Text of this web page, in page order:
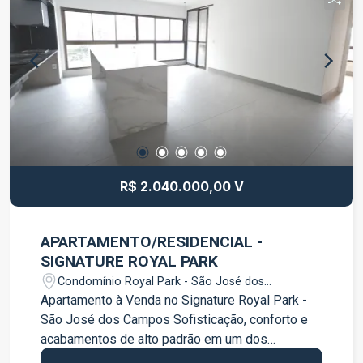
horas; Sistema de alarme; Limpeza das áreas
externas inclusa; IPTU incluso; Taxa de lixo
inclusa; Estacionamento gratuito e rotativo para
clientes durante o período de atendimento. Tenha
seu negócio em um endereço de destaque, com
fácil acesso e cercado por comércios, bancos,
restaurantes e diversos serviços,
proporcionando mais comodidade para você e
conhecer este excelente espaço para o seu
R$ 2.040.000,00 V
APARTAMENTO/RESIDENCIAL -
SIGNATURE ROYAL PARK
Condomínio Royal Park - São José dos
Campos/SP
Apartamento à Venda no Signature Royal Park -
São José dos Campos Sofisticação, conforto e
acabamentos de alto padrão em um dos
empreendimentos mais desejados de São José